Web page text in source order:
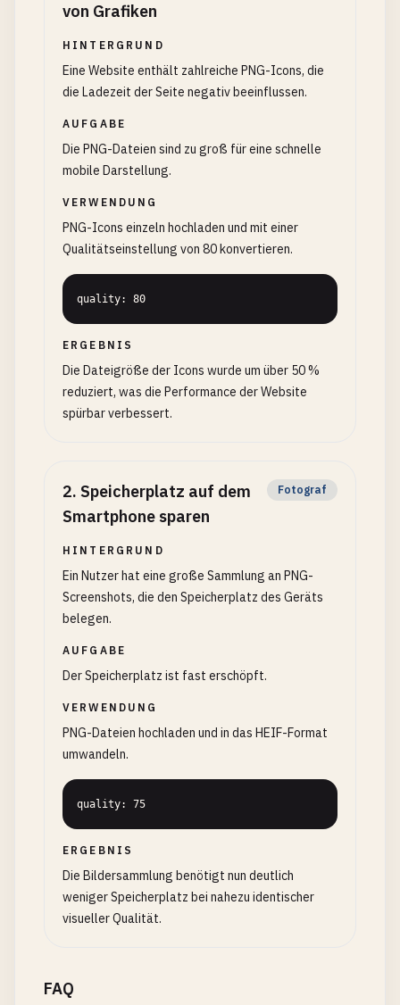
von Grafiken
HINTERGRUND
Eine Website enthält zahlreiche PNG-Icons, die
die Ladezeit der Seite negativ beeinflussen.
AUFGABE
Die PNG-Dateien sind zu groß für eine schnelle
mobile Darstellung.
VERWENDUNG
PNG-Icons einzeln hochladen und mit einer
Qualitätseinstellung von 80 konvertieren.
quality: 80
ERGEBNIS
Die Dateigröße der Icons wurde um über 50 %
reduziert, was die Performance der Website
spürbar verbessert.
2. Speicherplatz auf dem
Smartphone sparen
Fotograf
HINTERGRUND
Ein Nutzer hat eine große Sammlung an PNG-
Screenshots, die den Speicherplatz des Geräts
belegen.
AUFGABE
Der Speicherplatz ist fast erschöpft.
VERWENDUNG
PNG-Dateien hochladen und in das HEIF-Format
umwandeln.
quality: 75
ERGEBNIS
Die Bildersammlung benötigt nun deutlich
weniger Speicherplatz bei nahezu identischer
visueller Qualität.
FAQ